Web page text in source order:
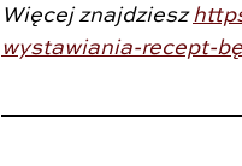
Więcej znajdziesz
wystawiania-recept-